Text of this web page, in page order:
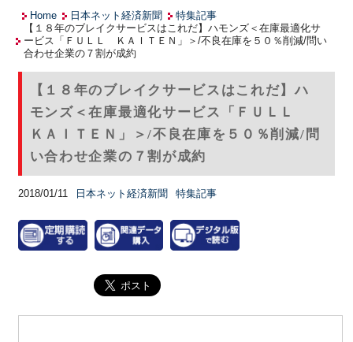
Home 日本ネット経済新聞
特集記事
【１８年のブレイクサービスはこれだ】ハモンズ＜在庫最適化サ
ービス「ＦＵＬＬ ＫＡＩＴＥＮ」＞/不良在庫を５０％削減/問い
合わせ企業の７割が成約
【１８年のブレイクサービスはこれだ】ハ
モンズ＜在庫最適化サービス「ＦＵＬＬ
ＫＡＩＴＥＮ」＞/不良在庫を５０％削減/問
い合わせ企業の７割が成約
2018/01/11 日本ネット経済新聞 特集記事